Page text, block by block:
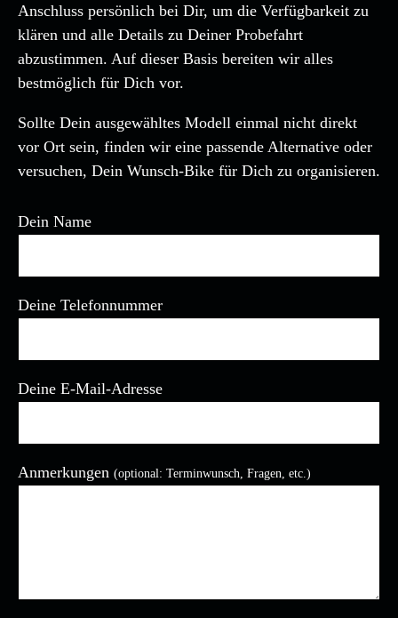
Anschluss persönlich bei Dir, um die Verfügbarkeit zu
klären und alle Details zu Deiner Probefahrt
abzustimmen. Auf dieser Basis bereiten wir alles
bestmöglich für Dich vor.
Sollte Dein ausgewähltes Modell einmal nicht direkt
vor Ort sein, finden wir eine passende Alternative oder
versuchen, Dein Wunsch-Bike für Dich zu organisieren.
Dein Name
Deine Telefonnummer
Deine E-Mail-Adresse
Bitte lasse dieses Feld leer.
Anmerkungen (optional: Terminwunsch, Fragen, etc.)